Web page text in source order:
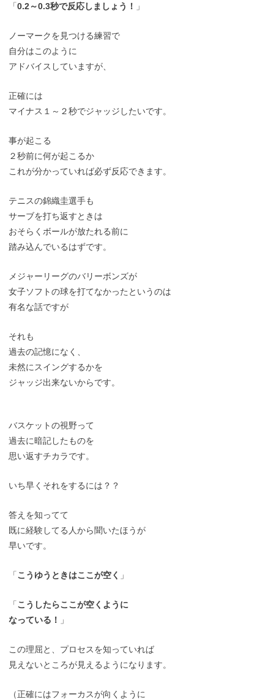
「0.2～0.3秒で反応しましょう！ 」
ノーマークを見つける練習で
自分はこのように
アドバイスしていますが、
正確には
マイナス１～２秒でジャッジしたいです。
事が起こる
２秒前に何が起こるか
これが分かっていれば必ず反応できます。
テニスの錦織圭選手も
サーブを打ち返すときは
おそらくボールが放たれる前に
踏み込んでいるはずです。
メジャーリーグのバリーボンズが
女子ソフトの球を打てなかったというのは
有名な話ですが
それも
過去の記憶になく、
未然にスイングするかを
ジャッジ出来ないからです。
バスケットの視野って
過去に暗記したものを
思い返すチカラです。
いち早くそれをするには？？
答えを知ってて
既に経験してる人から聞いたほうが
早いです。
「こうゆうときはここが空く 」
「こうしたらここが空くように
なっている！
」
この理屈と、プロセスを知っていれば
見えないところが見えるようになります。
（正確にはフォーカスが向くように